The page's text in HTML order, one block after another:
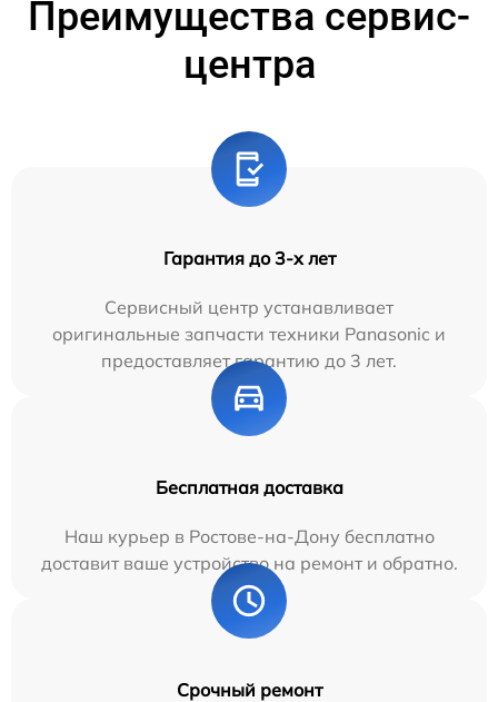
Преимущества сервис-
центра
Гарантия до 3-х лет
Сервисный центр устанавливает
оригинальные запчасти техники Panasonic и
предоставляет гарантию до 3 лет.
Бесплатная доставка
Наш курьер в Ростове-на-Дону бесплатно
доставит ваше устройство на ремонт и обратно.
Срочный ремонт